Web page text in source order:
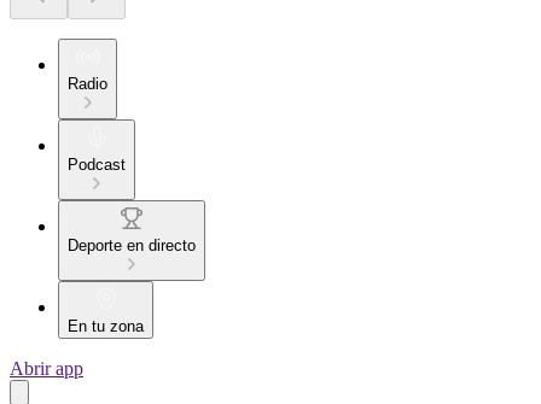
Radio
Podcast
Deporte en directo
En tu zona
Abrir app